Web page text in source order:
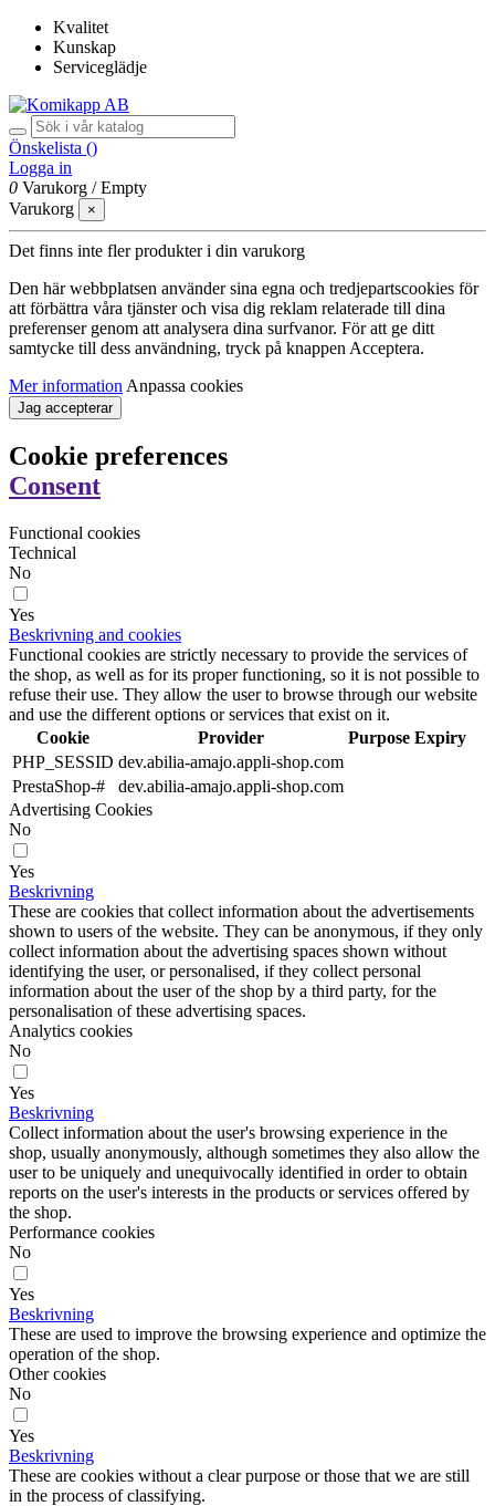
Kvalitet
Kunskap
Serviceglädje
Önskelista ()
Logga in
0 Varukorg /Empty
Varukorg
×
Det finns inte fler produkter i din varukorg
Den här webbplatsen använder sina egna och tredjepartscookies för
att förbättra våra tjänster och visa dig reklam relaterade till dina
preferenser genom att analysera dina surfvanor. För att ge ditt
samtycke till dess användning, tryck på knappen Acceptera.
Mer information Anpassa cookies
Jag accepterar
Cookie preferences
Consent
Functional cookies
Technical
No
Yes
Beskrivning and cookies
Functional cookies are strictly necessary to provide the services of
the shop, as well as for its proper functioning, so it is not possible to
refuse their use. They allow the user to browse through our website
and use the different options or services that exist on it.
Cookie
Provider Purpose Expiry
PHP_SESSID dev.abilia-amajo.appli-shop.com
PrestaShop-#
dev.abilia-amajo.appli-shop.com
Advertising Cookies
No
Yes
Beskrivning
These are cookies that collect information about the advertisements
shown to users of the website. They can be anonymous, if they only
collect information about the advertising spaces shown without
identifying the user, or personalised, if they collect personal
information about the user of the shop by a third party, for the
personalisation of these advertising spaces.
Analytics cookies
No
Yes
Beskrivning
Collect information about the user's browsing experience in the
shop, usually anonymously, although sometimes they also allow the
user to be uniquely and unequivocally identified in order to obtain
reports on the user's interests in the products or services offered by
the shop.
Performance cookies
No
Yes
Beskrivning
These are used to improve the browsing experience and optimize the
operation of the shop.
Other cookies
No
Yes
Beskrivning
These are cookies without a clear purpose or those that we are still
in the process of classifying.